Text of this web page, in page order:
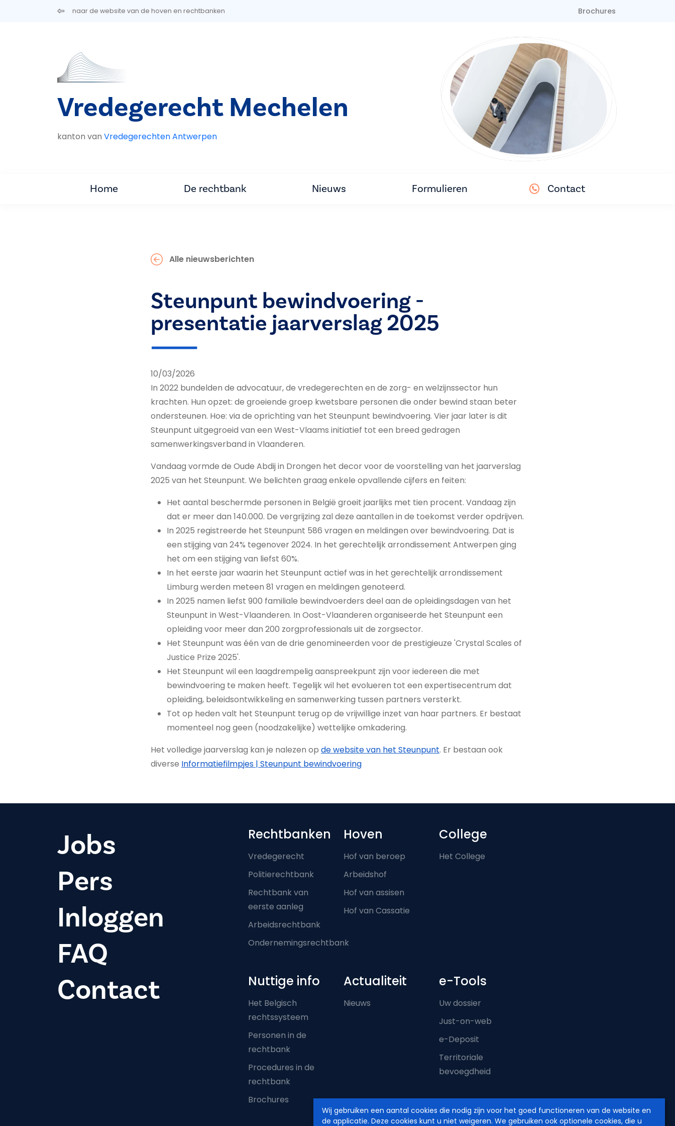
Wij gebruiken een aantal cookies die nodig zijn voor het goed functioneren van de website en
de applicatie. Deze cookies kunt u niet weigeren. We gebruiken ook optionele cookies, die u
Overslaan en naar de inhoud gaannaar de website van de hoven en rechtbanken Brochures
Vredegerecht Mechelen
kanton van Vredegerechten Antwerpen
Home De rechtbank Nieuws Formulieren Contact
Alle nieuwsberichten
Steunpunt bewindvoering -
presentatie jaarverslag 2025
10/03/2026
In 2022 bundelden de advocatuur, de vredegerechten en de zorg- en welzijnssector hun
krachten. Hun opzet: de groeiende groep kwetsbare personen die onder bewind staan beter
ondersteunen. Hoe: via de oprichting van het Steunpunt bewindvoering. Vier jaar later is dit
Steunpunt uitgegroeid van een West-Vlaams initiatief tot een breed gedragen
samenwerkingsverband in Vlaanderen.
Vandaag vormde de Oude Abdij in Drongen het decor voor de voorstelling van het jaarverslag
2025 van het Steunpunt. We belichten graag enkele opvallende cijfers en feiten:
Het aantal beschermde personen in België groeit jaarlijks met tien procent. Vandaag zijn
dat er meer dan 140.000. De vergrijzing zal deze aantallen in de toekomst verder opdrijven.
In 2025 registreerde het Steunpunt 586 vragen en meldingen over bewindvoering. Dat is
een stijging van 24% tegenover 2024. In het gerechtelijk arrondissement Antwerpen ging
het om een stijging van liefst 60%.
In het eerste jaar waarin het Steunpunt actief was in het gerechtelijk arrondissement
Limburg werden meteen 81 vragen en meldingen genoteerd.
In 2025 namen liefst 900 familiale bewindvoerders deel aan de opleidingsdagen van het
Steunpunt in West-Vlaanderen. In Oost-Vlaanderen organiseerde het Steunpunt een
opleiding voor meer dan 200 zorgprofessionals uit de zorgsector.
Het Steunpunt was één van de drie genomineerden voor de prestigieuze 'Crystal Scales of
Justice Prize 2025'.
Het Steunpunt wil een laagdrempelig aanspreekpunt zijn voor iedereen die met
bewindvoering te maken heeft. Tegelijk wil het evolueren tot een expertisecentrum dat
opleiding, beleidsontwikkeling en samenwerking tussen partners versterkt.
Tot op heden valt het Steunpunt terug op de vrijwillige inzet van haar partners. Er bestaat
momenteel nog geen (noodzakelijke) wettelijke omkadering.
Het volledige jaarverslag kan je nalezen op de website van het Steunpunt. Er bestaan ook
diverse Informatiefilmpjes | Steunpunt bewindvoering
Jobs
Pers
Inloggen
FAQ
Contact
Footer-menu
Rechtbanken
Vredegerecht
Politierechtbank
Rechtbank van
eerste aanleg
Arbeidsrechtbank
Ondernemingsrechtbank
Hoven
Hof van beroep
Arbeidshof
Hof van assisen
Hof van Cassatie
College
Het College
Nuttige info
Het Belgisch
rechtssysteem
Personen in de
rechtbank
Procedures in de
rechtbank
Brochures
Actualiteit
Nieuws
e-Tools
Uw dossier
Just-on-web
e-Deposit
Territoriale
bevoegdheid